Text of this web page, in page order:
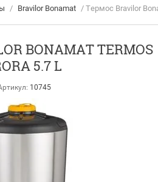
/ Bravilor Bonamat / Термос Bravilor
BONAMAT TERMOS
5.7 L
10745